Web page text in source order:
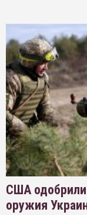
США одобрили
оружия